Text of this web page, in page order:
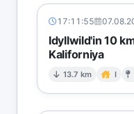
17:11:55
Idyllwild'in 10
Kaliforniya
13.7 km I